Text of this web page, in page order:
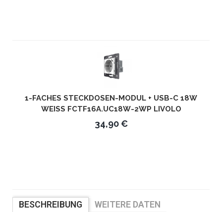
1-FACHES STECKDOSEN-MODUL + USB-C 18W
WEISS FCTF16A.UC18W-2WP LIVOLO
34,90 €
BESCHREIBUNG
WEITERE DATEN